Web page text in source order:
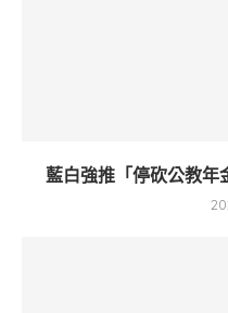
藍白強推「停砍公教